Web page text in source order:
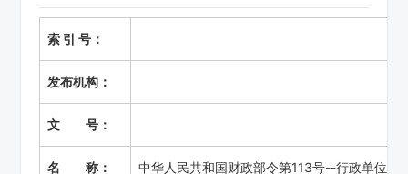
索 引 号：
发布机构：
文 号：
名 称： 中华人民共和国财政部令第113号--行政单位财